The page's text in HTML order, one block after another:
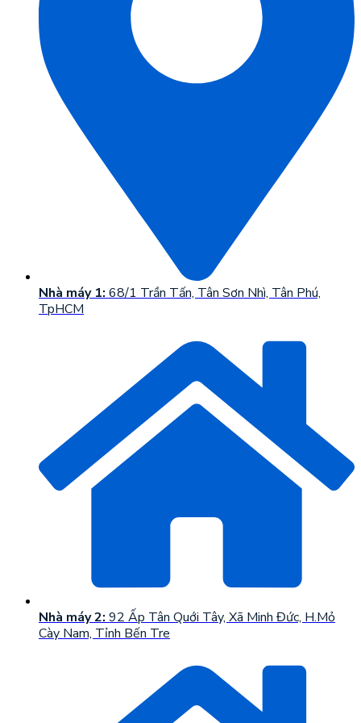
Nhà máy 1:68/1 Trần Tấn, Tân Sơn Nhì, Tân Phú,
TpHCM
Nhà máy 2: 92 Ấp Tân Quới Tây, Xã Minh Đức, H.Mỏ
Cày Nam, Tỉnh Bến Tre